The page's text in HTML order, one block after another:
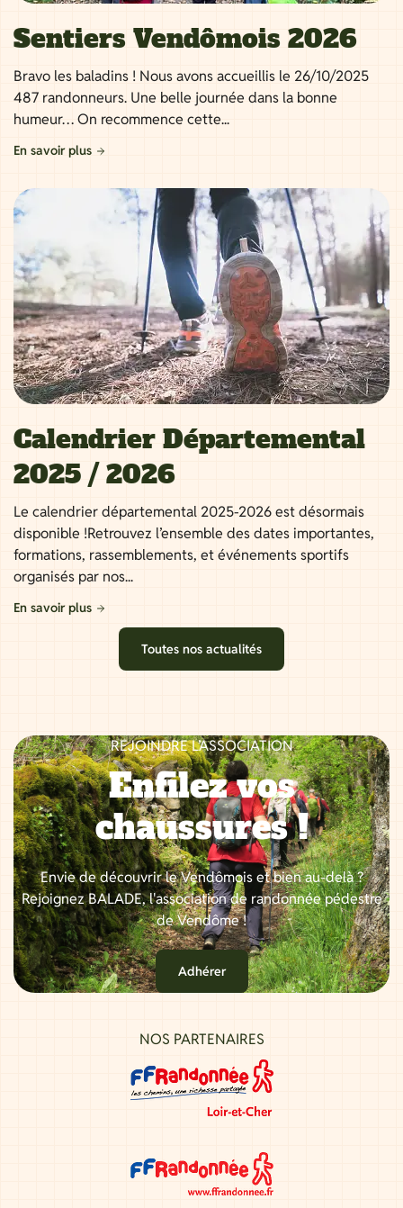
Sentiers Vendômois 2026
Bravo les baladins ! Nous avons accueillis le 26/10/2025
487 randonneurs. Une belle journée dans la bonne
humeur… On recommence cette...
En savoir plus
Calendrier Départemental
2025 / 2026
Le calendrier départemental 2025-2026 est désormais
disponible !Retrouvez l’ensemble des dates importantes,
formations, rassemblements, et événements sportifs
organisés par nos...
En savoir plus
Toutes nos actualités
REJOINDRE L’ASSOCIATION
Enfilez vos
chaussures !
Envie de découvrir le Vendômois et bien au-delà ?
Rejoignez BALADE, l'association de randonnée pédestre
de Vendôme !
Adhérer
NOS PARTENAIRES